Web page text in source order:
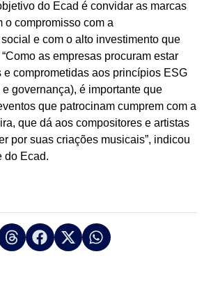
do Ecad é convidar as marcas
o compromisso com a
e com o alto investimento que
as empresas procuram estar
e comprometidas aos princípios ESG
governança), é importante que
que patrocinam cumprem com a
que dá aos compositores e artistas
por suas criações musicais”, indicou
do Ecad.